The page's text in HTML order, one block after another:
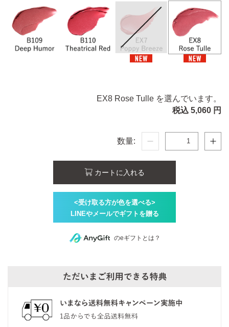
EX8 Rose Tulle を選んでいます。
税込 5,060 円
数量:
カートに入れる
のeギフトとは？